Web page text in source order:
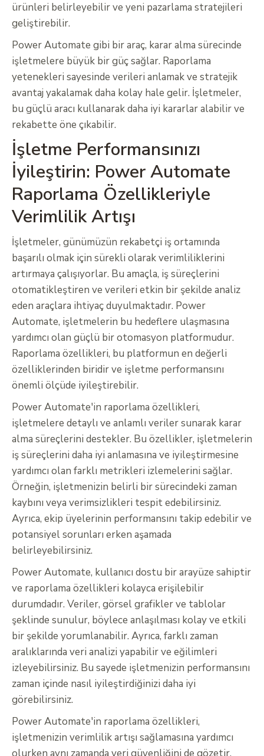
ürünleri belirleyebilir ve yeni pazarlama stratejileri
geliştirebilir.
Power Automate gibi bir araç, karar alma sürecinde
işletmelere büyük bir güç sağlar. Raporlama
yetenekleri sayesinde verileri anlamak ve stratejik
avantaj yakalamak daha kolay hale gelir. İşletmeler,
bu güçlü aracı kullanarak daha iyi kararlar alabilir ve
rekabette öne çıkabilir.
İşletme Performansınızı
İyileştirin: Power Automate
Raporlama Özellikleriyle
Verimlilik Artışı
İşletmeler, günümüzün rekabetçi iş ortamında
başarılı olmak için sürekli olarak verimliliklerini
artırmaya çalışıyorlar. Bu amaçla, iş süreçlerini
otomatikleştiren ve verileri etkin bir şekilde analiz
eden araçlara ihtiyaç duyulmaktadır. Power
Automate, işletmelerin bu hedeflere ulaşmasına
yardımcı olan güçlü bir otomasyon platformudur.
Raporlama özellikleri, bu platformun en değerli
özelliklerinden biridir ve işletme performansını
önemli ölçüde iyileştirebilir.
Power Automate'in raporlama özellikleri,
işletmelere detaylı ve anlamlı veriler sunarak karar
alma süreçlerini destekler. Bu özellikler, işletmelerin
iş süreçlerini daha iyi anlamasına ve iyileştirmesine
yardımcı olan farklı metrikleri izlemelerini sağlar.
Örneğin, işletmenizin belirli bir sürecindeki zaman
kaybını veya verimsizlikleri tespit edebilirsiniz.
Ayrıca, ekip üyelerinin performansını takip edebilir ve
potansiyel sorunları erken aşamada
belirleyebilirsiniz.
Power Automate, kullanıcı dostu bir arayüze sahiptir
ve raporlama özellikleri kolayca erişilebilir
durumdadır. Veriler, görsel grafikler ve tablolar
şeklinde sunulur, böylece anlaşılması kolay ve etkili
bir şekilde yorumlanabilir. Ayrıca, farklı zaman
aralıklarında veri analizi yapabilir ve eğilimleri
izleyebilirsiniz. Bu sayede işletmenizin performansını
zaman içinde nasıl iyileştirdiğinizi daha iyi
görebilirsiniz.
Power Automate'in raporlama özellikleri,
işletmenizin verimlilik artışı sağlamasına yardımcı